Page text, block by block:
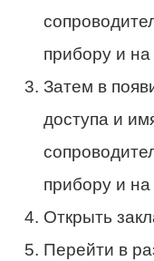
прибору и
Затем в
доступа и
прибору и
Открыть
Перейти в